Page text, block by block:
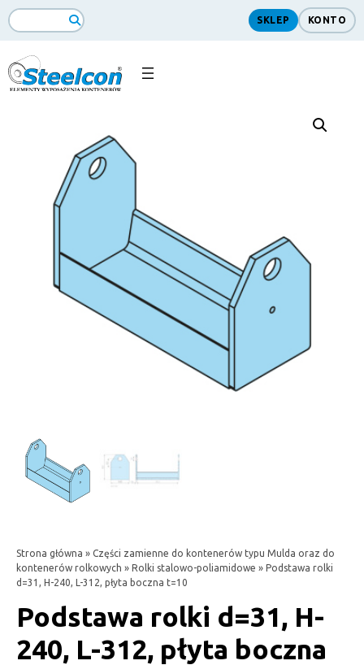
Search
SKLEP KONTO
Strona główna » Części zamienne do kontenerów typu Mulda oraz do
kontenerów rolkowych » Rolki stalowo-poliamidowe » Podstawa rolki
d=31, H-240, L-312, płyta boczna t=10
Podstawa rolki d=31, H-
240, L-312, płyta boczna